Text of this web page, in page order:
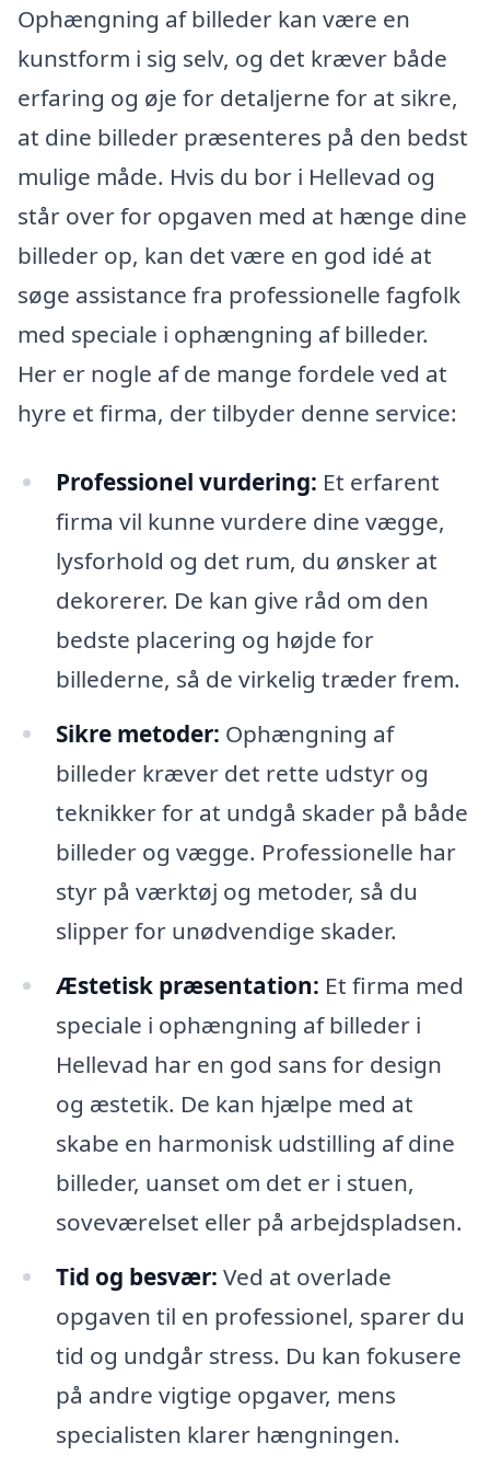
Ophængning af billeder kan være en
kunstform i sig selv, og det kræver både
erfaring og øje for detaljerne for at sikre,
at dine billeder præsenteres på den bedst
mulige måde. Hvis du bor i Hellevad og
står over for opgaven med at hænge dine
billeder op, kan det være en god idé at
søge assistance fra professionelle fagfolk
med speciale i ophængning af billeder.
Her er nogle af de mange fordele ved at
hyre et firma, der tilbyder denne service:
Professionel vurdering: Et erfarent
firma vil kunne vurdere dine vægge,
lysforhold og det rum, du ønsker at
dekorerer. De kan give råd om den
bedste placering og højde for
billederne, så de virkelig træder frem.
Sikre metoder: Ophængning af
billeder kræver det rette udstyr og
teknikker for at undgå skader på både
billeder og vægge. Professionelle har
styr på værktøj og metoder, så du
slipper for unødvendige skader.
Æstetisk præsentation: Et firma med
speciale i ophængning af billeder i
Hellevad har en god sans for design
og æstetik. De kan hjælpe med at
skabe en harmonisk udstilling af dine
billeder, uanset om det er i stuen,
soveværelset eller på arbejdspladsen.
Tid og besvær: Ved at overlade
opgaven til en professionel, sparer du
tid og undgår stress. Du kan fokusere
på andre vigtige opgaver, mens
specialisten klarer hængningen.